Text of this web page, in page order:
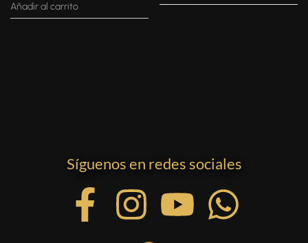
Añadir al carrito
Síguenos en redes sociales